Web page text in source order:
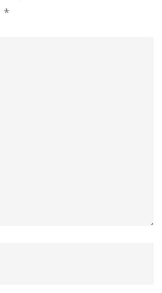
*